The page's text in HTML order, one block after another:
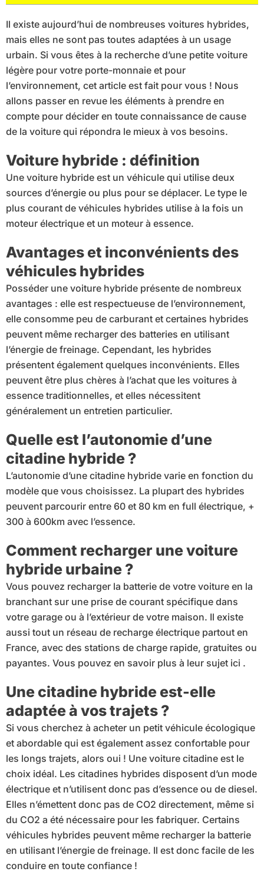
Il existe aujourd’hui de nombreuses voitures hybrides,
mais elles ne sont pas toutes adaptées à un usage
urbain. Si vous êtes à la recherche d’une petite voiture
légère pour votre porte-monnaie et pour
l’environnement, cet article est fait pour vous ! Nous
allons passer en revue les éléments à prendre en
compte pour décider en toute connaissance de cause
de la voiture qui répondra le mieux à vos besoins.
Voiture hybride : définition
Une voiture hybride est un véhicule qui utilise deux
sources d’énergie ou plus pour se déplacer. Le type le
plus courant de véhicules hybrides utilise à la fois un
moteur électrique et un moteur à essence.
Avantages et inconvénients des
véhicules hybrides
Posséder une voiture hybride présente de nombreux
avantages : elle est respectueuse de l’environnement,
elle consomme peu de carburant et certaines hybrides
peuvent même recharger des batteries en utilisant
l’énergie de freinage. Cependant, les hybrides
présentent également quelques inconvénients. Elles
peuvent être plus chères à l’achat que les voitures à
essence traditionnelles, et elles nécessitent
généralement un entretien particulier.
Quelle est l’autonomie d’une
citadine hybride ?
L’autonomie d’une citadine hybride varie en fonction du
modèle que vous choisissez. La plupart des hybrides
peuvent parcourir entre 60 et 80 km en full électrique, +
300 à 600km avec l’essence.
Comment recharger une voiture
hybride urbaine ?
Vous pouvez recharger la batterie de votre voiture en la
branchant sur une prise de courant spécifique dans
votre garage ou à l’extérieur de votre maison. Il existe
aussi tout un réseau de recharge électrique partout en
France, avec des stations de charge rapide, gratuites ou
payantes. Vous pouvez en savoir plus à leur sujet ici .
Une citadine hybride est-elle
adaptée à vos trajets ?
Si vous cherchez à acheter un petit véhicule écologique
et abordable qui est également assez confortable pour
les longs trajets, alors oui ! Une voiture citadine est le
choix idéal. Les citadines hybrides disposent d’un mode
électrique et n’utilisent donc pas d’essence ou de diesel.
Elles n’émettent donc pas de CO2 directement, même si
du CO2 a été nécessaire pour les fabriquer. Certains
véhicules hybrides peuvent même recharger la batterie
en utilisant l’énergie de freinage. Il est donc facile de les
conduire en toute confiance !